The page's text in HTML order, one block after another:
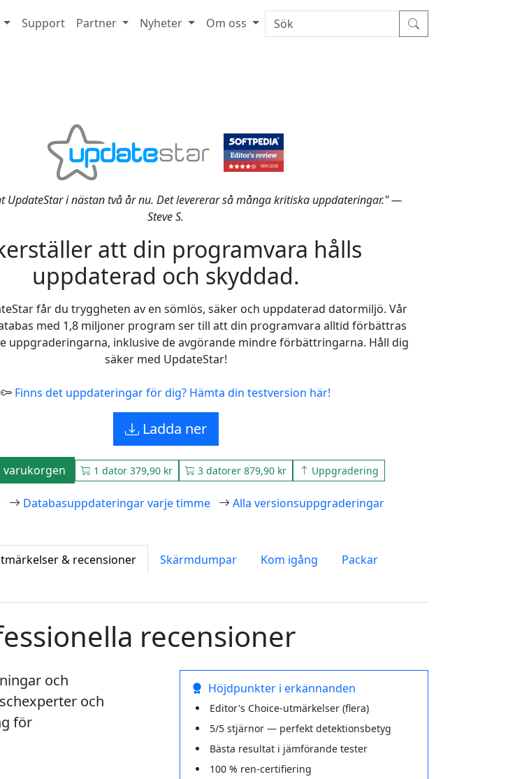
Support Partner Nyheter Om oss
UpdateStar i nästan två år nu. Det levererar så många kritiska uppdateringar." —
Steve S.
att din programvara hålls
uppdaterad och skyddad.
får du tryggheten av en sömlös, säker och uppdaterad datormiljö. Vår
med 1,8 miljoner program ser till att din programvara alltid förbättras
uppgraderingarna, inklusive de avgörande mindre förbättringarna. Håll dig
säker med UpdateStar!
Finns det uppdateringar för dig? Hämta din testversion här!
Ladda ner
varukorgen 1 dator 379,90 kr 3 datorer 879,90 kr Uppgradering
Databasuppdateringar varje timme Alla versionsuppgraderingar
& recensioner Skärmdumpar Kom igång
Packar
recensioner
och
och
för
Höjdpunkter i erkännanden
Editor's Choice-utmärkelser (flera)
5/5 stjärnor — perfekt detektionsbetyg
Bästa resultat i jämförande tester
100 % ren-certifiering